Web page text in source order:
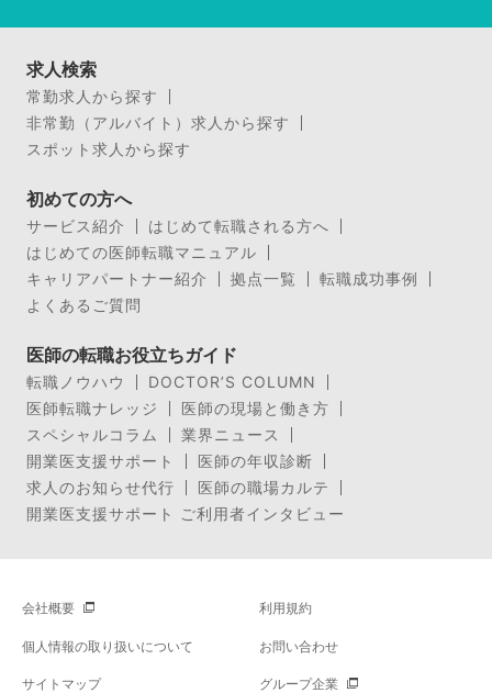
求人検索
常勤求人から探す
非常勤（アルバイト）求人から探す
スポット求人から探す
初めての方へ
サービス紹介
はじめて転職される方へ
はじめての医師転職マニュアル
キャリアパートナー紹介
拠点一覧
転職成功事例
よくあるご質問
医師の転職お役立ちガイド
転職ノウハウ
DOCTOR’S COLUMN
医師転職ナレッジ
医師の現場と働き方
スペシャルコラム
業界ニュース
開業医支援サポート
医師の年収診断
求人のお知らせ代行
医師の職場カルテ
開業医支援サポート ご利用者インタビュー
会社概要 利用規約
個人情報の取り扱いについて お問い合わせ
サイトマップ グループ企業